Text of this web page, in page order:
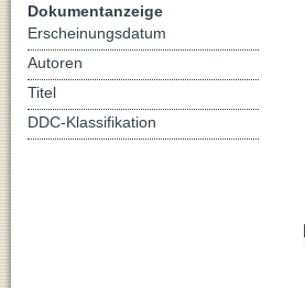
Dokumentanzeige
Erscheinungsdatum
Autoren
Titel
DDC-Klassifikation